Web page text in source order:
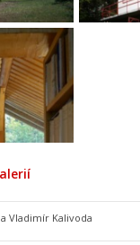
Vladimír Kalivoda